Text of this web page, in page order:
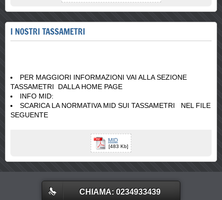
I NOSTRI TASSAMETRI
PER MAGGIORI INFORMAZIONI VAI ALLA SEZIONE
TASSAMETRI DALLA HOME PAGE
INFO MID:
SCARICA LA NORMATIVA MID SUI TASSAMETRI NEL FILE
SEGUENTE
MID
[483 Kb]
CHIAMA: 0234933439